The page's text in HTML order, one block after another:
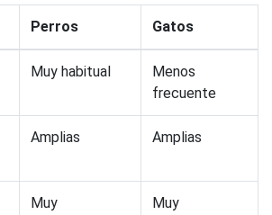
Perros Gatos
Muy habitual
Menos
frecuente
Amplias Amplias
Muy
Muy